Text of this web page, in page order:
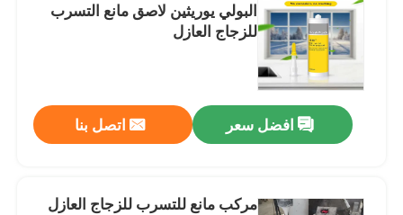
البولي يوريثين لاصق مانع التسرب
للزجاج العازل
افضل سعر اتصل بنا
مركب مانع للتسرب للزجاج العازل